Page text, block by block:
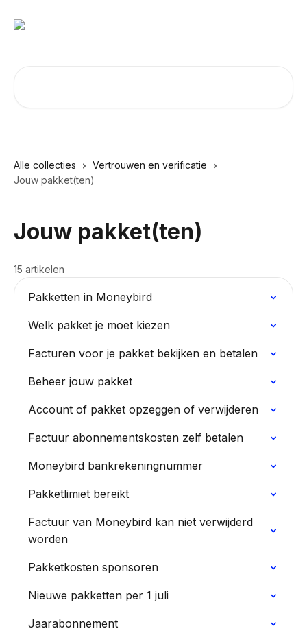
Alle collecties
Vertrouwen en verificatie
Jouw pakket(ten)
Jouw pakket(ten)
15 artikelen
Pakketten in Moneybird
Welk pakket je moet kiezen
Facturen voor je pakket bekijken en betalen
Beheer jouw pakket
Account of pakket opzeggen of verwijderen
Factuur abonnementskosten zelf betalen
Moneybird bankrekeningnummer
Pakketlimiet bereikt
Factuur van Moneybird kan niet verwijderd
worden
Pakketkosten sponsoren
Nieuwe pakketten per 1 juli
Jaarabonnement